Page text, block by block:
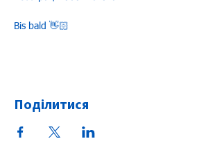
Bis bald 👋🏻
Поділитися